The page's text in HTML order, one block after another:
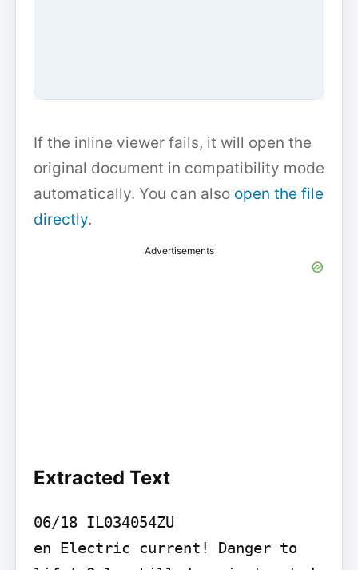
If the inline viewer fails, it will open the
original document in compatibility mode
automatically. You can also open the file
directly.
Advertisements
Extracted Text
06/18 IL034054ZU
en Electric current! Danger to